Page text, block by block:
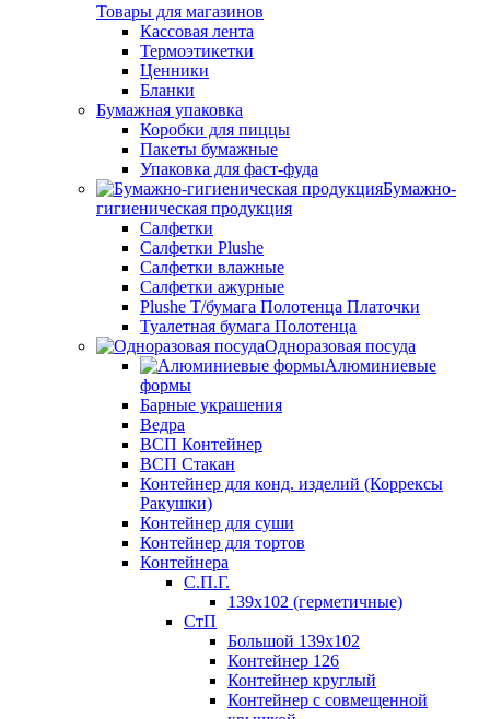
Товары для магазинов
Кассовая лента
Термоэтикетки
Ценники
Бланки
Бумажная упаковка
Коробки для пиццы
Пакеты бумажные
Упаковка для фаст-фуда
Бумажно-
гигиеническая продукция
Салфетки
Салфетки Plushe
Салфетки влажные
Салфетки ажурные
Plushe Т/бумага Полотенца Платочки
Туалетная бумага Полотенца
Одноразовая посуда
Алюминиевые
формы
Барные украшения
Ведра
ВСП Контейнер
ВСП Стакан
Контейнер для конд. изделий (Коррексы
Ракушки)
Контейнер для суши
Контейнер для тортов
Контейнера
С.П.Г.
139х102 (герметичные)
СтП
Большой 139х102
Контейнер 126
Контейнер круглый
Контейнер с совмещенной